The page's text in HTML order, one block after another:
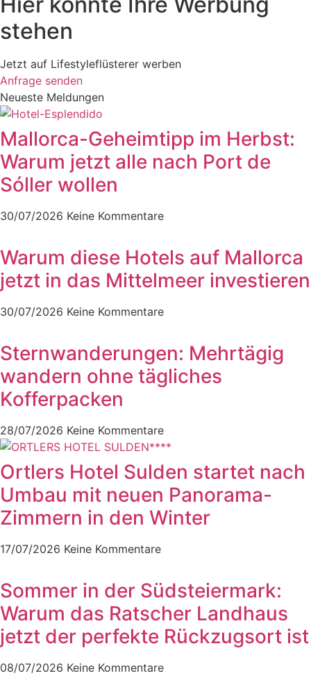
stehen
Jetzt auf Lifestyleflüsterer werben
Anfrage senden
Neueste Meldungen
Mallorca-Geheimtipp im Herbst:
Warum jetzt alle nach Port de
Sóller wollen
30/07/2026 Keine Kommentare
Warum diese Hotels auf Mallorca
jetzt in das Mittelmeer investieren
30/07/2026 Keine Kommentare
Sternwanderungen: Mehrtägig
wandern ohne tägliches
Kofferpacken
28/07/2026 Keine Kommentare
Ortlers Hotel Sulden startet nach
Umbau mit neuen Panorama-
Zimmern in den Winter
17/07/2026 Keine Kommentare
Sommer in der Südsteiermark:
Warum das Ratscher Landhaus
jetzt der perfekte Rückzugsort ist
08/07/2026 Keine Kommentare